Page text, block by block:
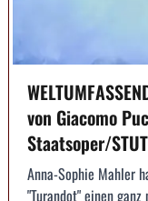
von Giacomo
Staatsoper/
Anna-Sophie Mahler
"Turandot" einen